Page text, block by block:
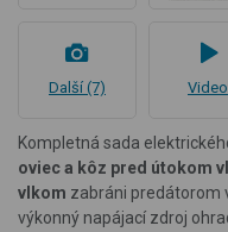
Další (7) Video
Kompletná sada
oviec a kôz pred útokom
vlkom zabráni predátorom
výkonný napájací zdroj